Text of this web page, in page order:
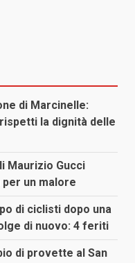
di Marcinelle:
la dignità delle
Maurizio Gucci
un malore
di ciclisti dopo una
di nuovo: 4 feriti
di provette al San